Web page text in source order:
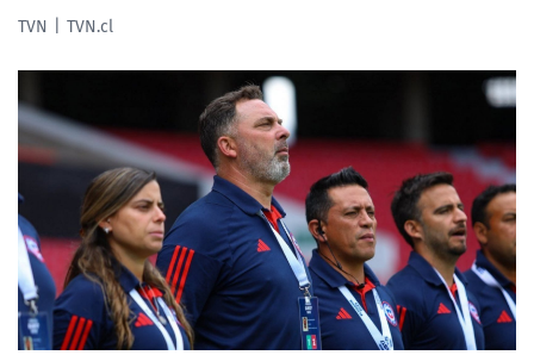
PROGRAMAS
TELESERIES
NTV
ACTUALIDAD Y TENDENCIAS
CORPORATIVO Y TRANSPARENCIA
CANAL DE DENUNCIAS
TVN TVN.cl